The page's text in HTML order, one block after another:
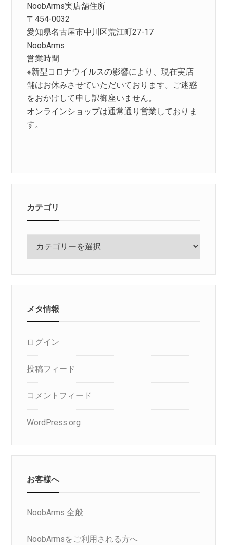
NoobArms実店舗住所
〒454-0032
愛知県名古屋市中川区荒江町27-17
NoobArms
営業時間
※新型コロナウイルスの影響により、現在実店
舗はお休みさせていただいております。ご迷惑
をおかけして申し訳御座いません。
オンラインショップは通常通り営業しておりま
す。
カテゴリ
メタ情報
ログイン
投稿フィード
コメントフィード
WordPress.org
お客様へ
NoobArms 全般
NoobArmsをご利用される方へ